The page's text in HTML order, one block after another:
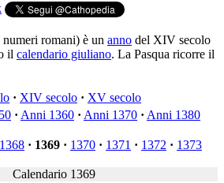
romani) è un anno del XIV secolo
il calendario giuliano. La Pasqua ricorre il
· XIV secolo · XV secolo
· Anni 1360 · Anni 1370 · Anni 1380
1368 · 1369 · 1370 · 1371 · 1372 · 1373
Calendario 1369